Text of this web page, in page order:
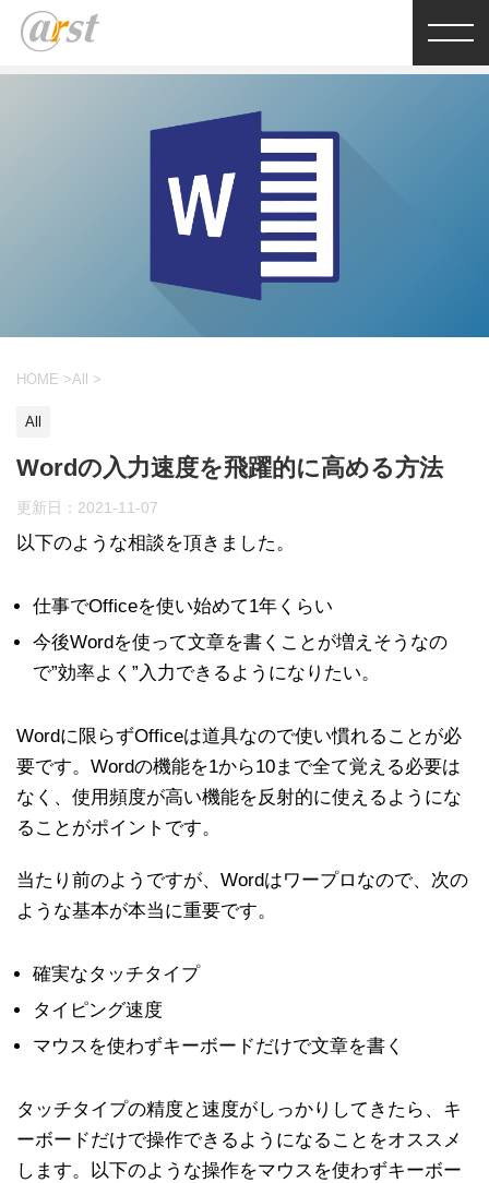
HOME >All >
All
Wordの入力速度を飛躍的に高める方法
更新日： 2021-11-07
以下のような相談を頂きました。
仕事でOfficeを使い始めて1年くらい
今後Wordを使って文章を書くことが増えそうなの
で”効率よく”入力できるようになりたい。
Wordに限らずOfficeは道具なので使い慣れることが必
要です。Wordの機能を1から10まで全て覚える必要は
なく、使用頻度が高い機能を反射的に使えるようにな
ることがポイントです。
当たり前のようですが、Wordはワープロなので、次の
ような基本が本当に重要です。
確実なタッチタイプ
タイピング速度
マウスを使わずキーボードだけで文章を書く
タッチタイプの精度と速度がしっかりしてきたら、キ
ーボードだけで操作できるようになることをオススメ
します。以下のような操作をマウスを使わずキーボー